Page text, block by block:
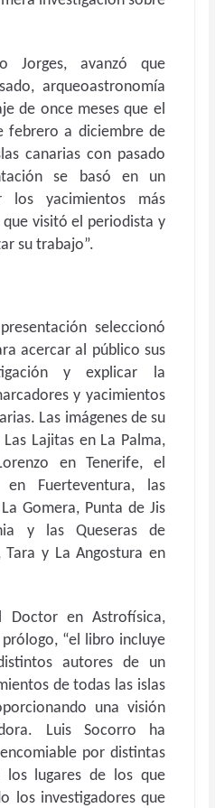
Jorges, avanzó que
arqueoastronomía
de once meses que el
febrero a diciembre de
canarias con pasado
se basó en un
los yacimientos más
visitó el periodista y
su trabajo”.
seleccionó
acercar al público sus
y explicar la
y yacimientos
Las imágenes de su
Lajitas en La Palma,
en Tenerife, el
Fuerteventura, las
Gomera, Punta de Jis
y las Queseras de
Tara y La Angostura en
Doctor en Astrofísica,
“el libro incluye
autores de un
de todas las islas
una visión
Luis Socorro ha
por distintas
los lugares de los que
los investigadores que